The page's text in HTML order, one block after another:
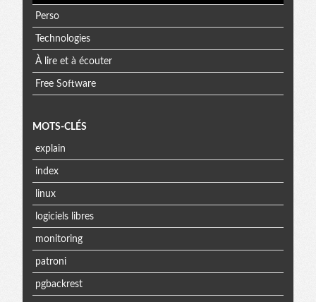
Perso
Technologies
À lire et à écouter
Free Software
MOTS-CLÉS
explain
index
linux
logiciels libres
monitoring
patroni
pgbackrest